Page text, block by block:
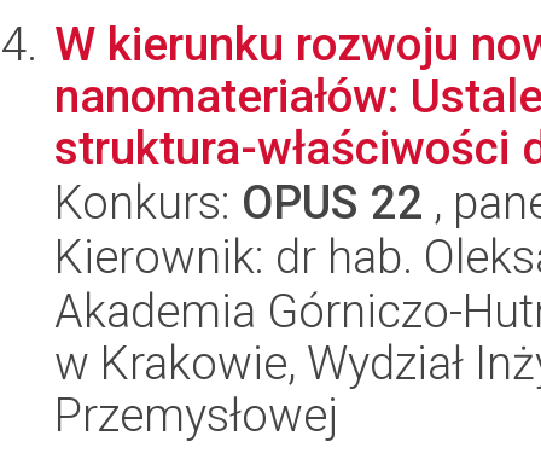
W kierunku rozwoju
nanomateriałów:
struktura-właściwości
Konkurs: OPUS 22 ,
Kierownik: dr hab.
Akademia Górniczo-
w Krakowie, Wydział
Przemysłowej